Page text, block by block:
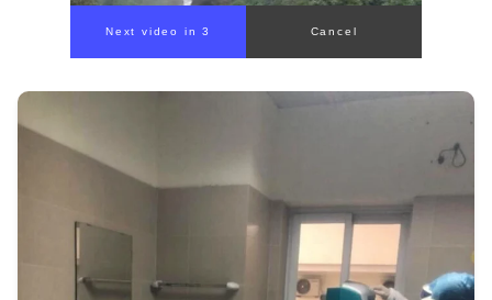
Next video in 1 Cancel